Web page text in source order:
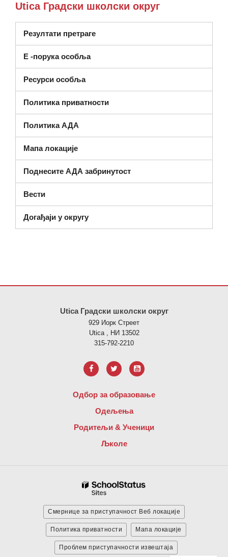
Utica Градски школски округ
Резултати претраге
Е -порука особља
Ресурси особља
Политика приватности
Политика АДА
Мапа локације
Поднесите АДА забринутост
Вести
Догађаји у округу
Utica Градски школски округ
929 Иорк Стреет
Utica , НИ 13502
315-792-2210
Одбор за образовање
Одељења
Родитељи & Ученици
Љколе
Смернице за приступачност Веб локације
Политика приватности Мапа локације
Проблем приступачности извештаја